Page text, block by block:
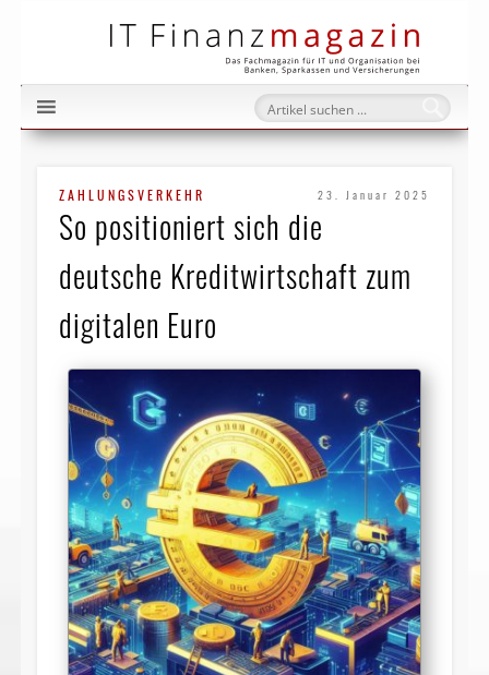
ZAHLUNGSVERKEHR 23. Januar 2025
So positioniert sich die
deutsche Kreditwirtschaft zum
digitalen Euro